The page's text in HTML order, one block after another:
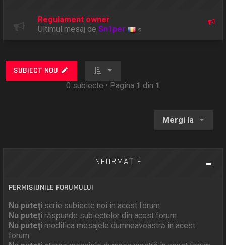
Regulament owner
Ultimul mesaj deSn1per «
SUBIECT NOU
0 subiecte • Pagina 1 din 1
Mergi la
INFORMAŢIE
PERMISIUNILE FORUMULUI
Nu puteţi scrie subiecte noi în acest forum
Nu puteţi răspunde subiectelor din acest forum
Nu puteţi modifica mesajele dumneavoastră în acest
forum